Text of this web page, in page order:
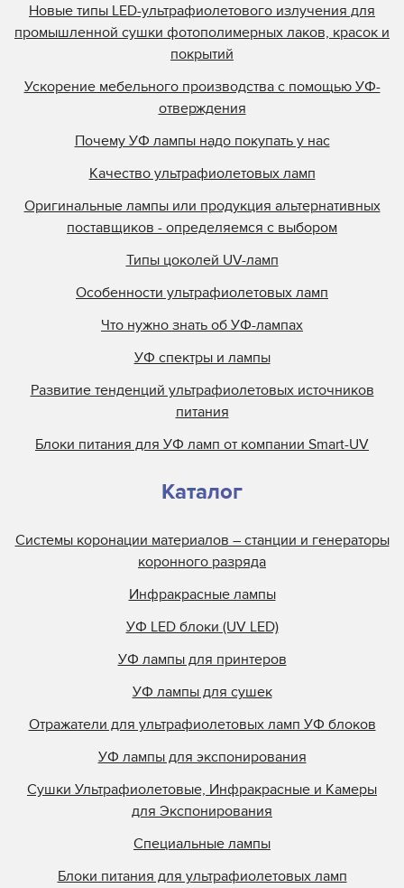
Jelight
Johnson and Allen
Kase
KBA
Kopack
Kuehnast
Lamin
Lamp Tech
LCD Lighting
Loctite
Mark Andy
Metal Box
Metronic
Miltec
Nilpeter
Objet
Online Energy
Philips
Polarlamp
Polytype
Primarc
Prime UV
Quality Discount Pre
Research Inc.
Samlink
Singulus
Southern Lamps
Новые типы LED-ультрафиолетового излучения для
промышленной сушки фотополимерных лаков, красок и
покрытий
Ускорение мебельного производства с помощью УФ-
отверждения
Почему УФ лампы надо покупать у нас
Качество ультрафиолетовых ламп
Оригинальные лампы или продукция альтернативных
поставщиков - определяемся с выбором
Типы цоколей UV-ламп
Особенности ультрафиолетовых ламп
Что нужно знать об УФ-лампах
УФ спектры и лампы
Развитие тенденций ультрафиолетовых источников
питания
Блоки питания для УФ ламп от компании Smart-UV
Каталог
Системы коронации материалов – станции и генераторы
коронного разряда
Инфракрасные лампы
УФ LED блоки (UV LED)
УФ лампы для принтеров
УФ лампы для сушек
Отражатели для ультрафиолетовых ламп УФ блоков
УФ лампы для экспонирования
Сушки Ультрафиолетовые, Инфракрасные и Камеры
для Экспонирования
Специальные лампы
Блоки питания для ультрафиолетовых ламп